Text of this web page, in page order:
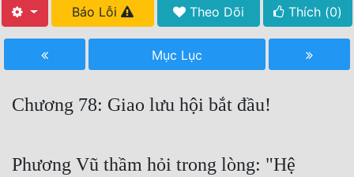
Truyện Mới Ra
Hoàn Thành
Free
Truyện Convert
Báo Lỗi Theo Dõi Thích (0)
Mục Lục
Chương 78: Giao lưu hội bắt đầu!
Phương Vũ thầm hỏi trong lòng: "Hệ